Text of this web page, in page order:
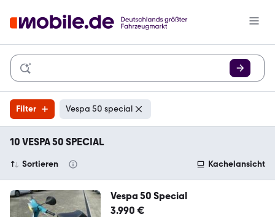
Filter Vespa 50 special
10 VESPA 50 SPECIAL
Sortieren Kachelansicht
Vespa 50 Special
3.990 €